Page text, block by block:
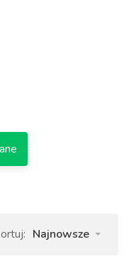
Najnowsze